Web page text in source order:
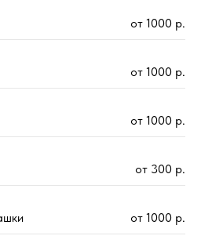
от 1000 р.
от 1000 р.
от 1000 р.
от 300 р.
от 1000 р.